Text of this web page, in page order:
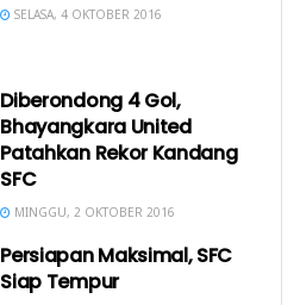
SELASA, 4 OKTOBER 2016
Diberondong 4 Gol,
Bhayangkara United
Patahkan Rekor Kandang
SFC
MINGGU, 2 OKTOBER 2016
Persiapan Maksimal, SFC
Siap Tempur